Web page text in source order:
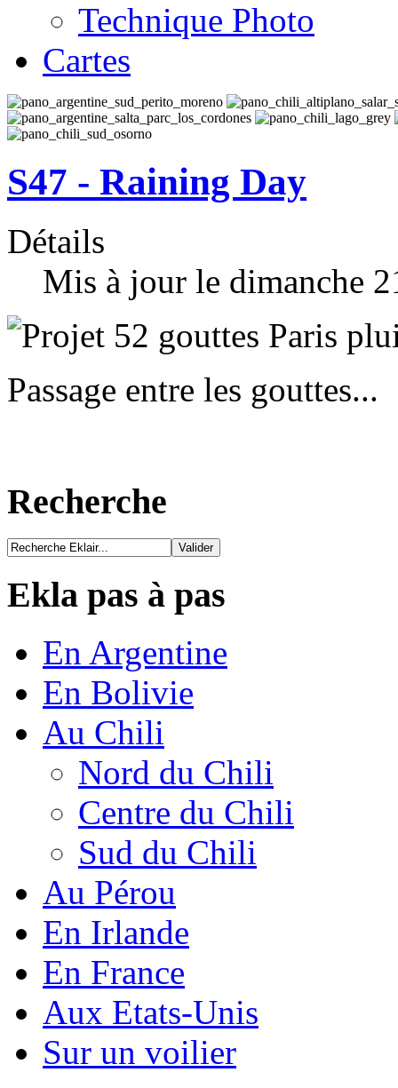
Technique Photo
Cartes
S47 - Raining Day
Détails
Mis à jour le dimanche
Passage entre les gouttes...
Recherche
Ekla pas à pas
En Argentine
En Bolivie
Au Chili
Nord du Chili
Centre du Chili
Sud du Chili
Au Pérou
En Irlande
En France
Aux Etats-Unis
Sur un voilier